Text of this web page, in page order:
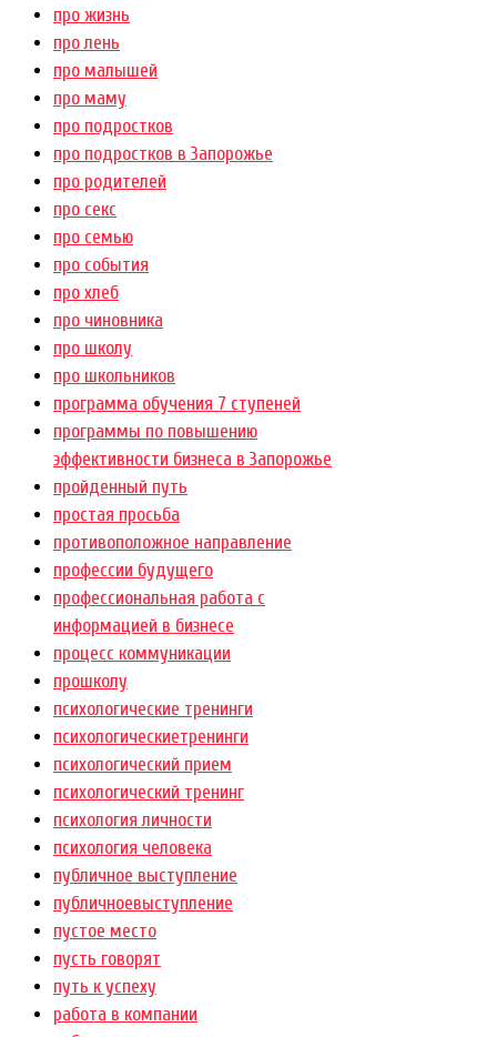
про жизнь
про лень
про малышей
про маму
про подростков
про подростков в Запорожье
про родителей
про секс
про семью
про события
про хлеб
про чиновника
про школу
про школьников
программа обучения 7 ступеней
программы по повышению
эффективности бизнеса в Запорожье
пройденный путь
простая просьба
противоположное направление
профессии будущего
профессиональная работа с
информацией в бизнесе
процесс коммуникации
прошколу
психологические тренинги
психологическиетренинги
психологический прием
психологический тренинг
психология личности
психология человека
публичное выступление
публичноевыступление
пустое место
пусть говорят
путь к успеху
работа в компании